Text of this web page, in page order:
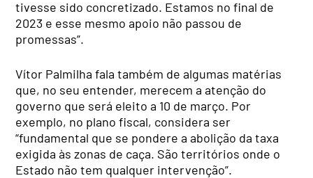
tivesse sido concretizado. Estamos no final de
2023 e esse mesmo apoio não passou de
promessas”.
Vítor Palmilha fala também de algumas matérias
que, no seu entender, merecem a atenção do
governo que será eleito a 10 de março. Por
exemplo, no plano fiscal, considera ser
“fundamental que se pondere a abolição da taxa
exigida às zonas de caça. São territórios onde o
Estado não tem qualquer intervenção”.